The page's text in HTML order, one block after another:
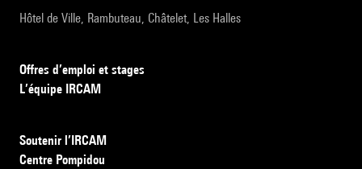
Hôtel de Ville, Rambuteau, Châtelet, Les Halles
Offres d’emploi et stages
L’équipe IRCAM
Soutenir l’IRCAM
Centre Pompidou